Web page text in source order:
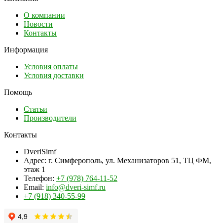
О компании
Новости
Контакты
Информация
Условия оплаты
Условия доставки
Помощь
Статьи
Производители
Контакты
DveriSimf
Адрес: г. Симферополь, ул. Механизаторов 51, ТЦ ФМ,
этаж 1
Телефон: +7 (978) 764-11-52
Email: info@dveri-simf.ru
+7 (918) 340-55-99